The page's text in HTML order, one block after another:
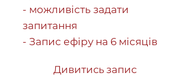
- можливість задати
запитання
- Запис ефіру на 6 місяців
Дивитись запис